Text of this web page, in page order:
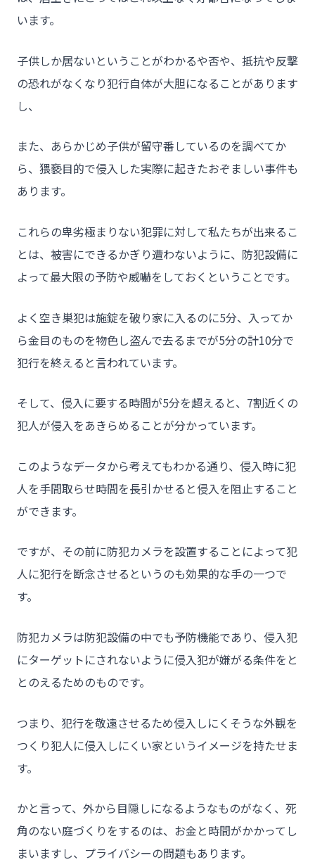
- HOME
- トウカイセツビについて
- トウカイセツビが選ばれる理由
- 介護施設事業者様
- 不動産管理会社様・アパートマンションオーナー様
- 工事業者様
- 施工事例
- ブログ＆ニュース
います。
子供しか居ないということがわかるや否や、抵抗や反撃
の恐れがなくなり犯行自体が大胆になることがあります
し、
また、あらかじめ子供が留守番しているのを調べてか
ら、猥褻目的で侵入した実際に起きたおぞましい事件も
あります。
これらの卑劣極まりない犯罪に対して私たちが出来るこ
とは、被害にできるかぎり遭わないように、防犯設備に
よって最大限の予防や威嚇をしておくということです。
よく空き巣犯は施錠を破り家に入るのに5分、入ってか
ら金目のものを物色し盗んで去るまでが5分の計10分で
犯行を終えると言われています。
そして、侵入に要する時間が5分を超えると、7割近くの
犯人が侵入をあきらめることが分かっています。
このようなデータから考えてもわかる通り、侵入時に犯
人を手間取らせ時間を長引かせると侵入を阻止すること
ができます。
ですが、その前に防犯カメラを設置することによって犯
人に犯行を断念させるというのも効果的な手の一つで
す。
防犯カメラは防犯設備の中でも予防機能であり、侵入犯
にターゲットにされないように侵入犯が嫌がる条件をと
とのえるためのものです。
つまり、犯行を敬遠させるため侵入しにくそうな外観を
つくり犯人に侵入しにくい家というイメージを持たせま
す。
かと言って、外から目隠しになるようなものがなく、死
角のない庭づくりをするのは、お金と時間がかかってし
まいますし、プライバシーの問題もあります。